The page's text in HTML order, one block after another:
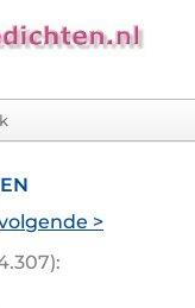
>